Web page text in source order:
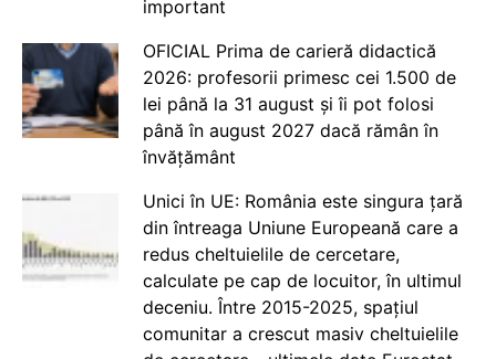
important
OFICIAL Prima de carieră didactică
2026: profesorii primesc cei 1.500 de
lei până la 31 august și îi pot folosi
până în august 2027 dacă rămân în
învățământ
Unici în UE: România este singura țară
din întreaga Uniune Europeană care a
redus cheltuielile de cercetare,
calculate pe cap de locuitor, în ultimul
deceniu. Între 2015-2025, spațiul
comunitar a crescut masiv cheltuielile